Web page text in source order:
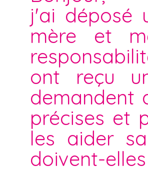
j'ai déposé
mère et
ont reçu
demandent
précises et
les aider
doivent-